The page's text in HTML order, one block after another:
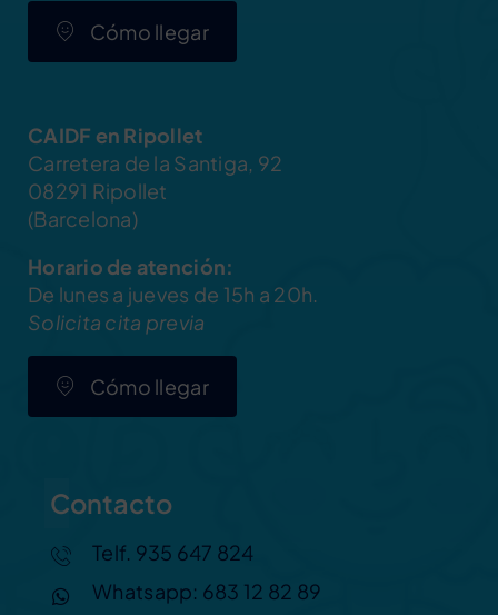
Cómo llegar
CAIDF en Ripollet
Carretera de la Santiga, 92
08291 Ripollet
(Barcelona)
Horario de atención:
De lunes a jueves de 15h a 20h.
Solicita cita previa
Cómo llegar
Contacto
Telf. 935 647 824
Whatsapp: 683 12 82 89